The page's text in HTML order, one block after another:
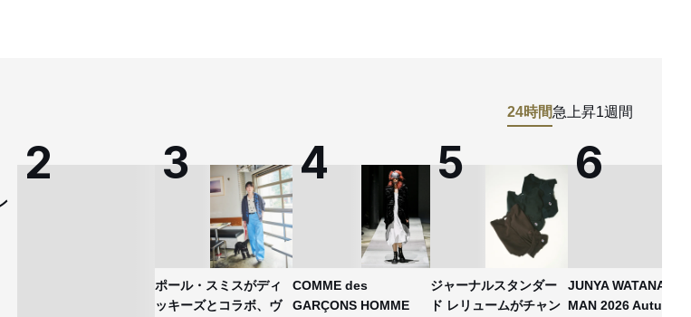
24時間急上昇1週間
ポール・スミスがディ
ッキーズとコラボ、ヴ
COMME des
GARÇONS HOMME
ジャーナルスタンダー
ド レリュームがチャン
JUNYA WATANABE
MAN 2026 Autumn